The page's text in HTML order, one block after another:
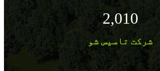
2,010
شرکت تاسیس شو